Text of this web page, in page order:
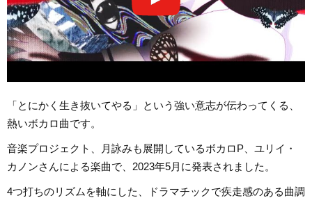
「とにかく生き抜いてやる」という強い意志が伝わってくる、
熱いボカロ曲です。
音楽プロジェクト、月詠みも展開しているボカロP、ユリイ・
カノンさんによる楽曲で、2023年5月に発表されました。
4つ打ちのリズムを軸にした、ドラマチックで疾走感のある曲調